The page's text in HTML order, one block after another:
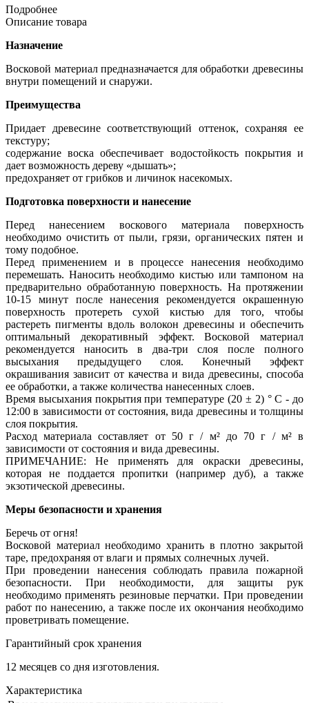
Подробнее
Oписание товара
Назначение
Восковой материал предназначается для обработки древесины
внутри помещений и снаружи.
Преимущества
Придает древесине соответствующий оттенок, сохраняя ее
текстуру;
содержание воска обеспечивает водостойкость покрытия и
дает возможность дереву «дышать»;
предохраняет от грибков и личинок насекомых.
Подготовка поверхности и нанесение
Перед нанесением воскового материала поверхность
необходимо очистить от пыли, грязи, органических пятен и
тому подобное.
Перед применением и в процессе нанесения необходимо
перемешать. Наносить необходимо кистью или тампоном на
предварительно обработанную поверхность. На протяжении
10-15 минут после нанесения рекомендуется окрашенную
поверхность протереть сухой кистью для того, чтобы
растереть пигменты вдоль волокон древесины и обеспечить
оптимальный декоративный эффект. Восковой материал
рекомендуется наносить в два-три слоя после полного
высыхания предыдущего слоя. Конечный эффект
окрашивания зависит от качества и вида древесины, способа
ее обработки, а также количества нанесенных слоев.
Время высыхания покрытия при температуре (20 ± 2) ° С - до
12:00 в зависимости от состояния, вида древесины и толщины
слоя покрытия.
Расход материала составляет от 50 г / м² до 70 г / м² в
зависимости от состояния и вида древесины.
ПРИМЕЧАНИЕ: Не применять для окраски древесины,
которая не поддается пропитки (например дуб), а также
экзотической древесины.
Меры безопасности и хранения
Беречь от огня!
Восковой материал необходимо хранить в плотно закрытой
таре, предохраняя от влаги и прямых солнечных лучей.
При проведении нанесения соблюдать правила пожарной
безопасности. При необходимости, для защиты рук
необходимо применять резиновые перчатки. При проведении
работ по нанесению, а также после их окончания необходимо
проветривать помещение.
Гарантийный срок хранения
12 месяцев со дня изготовления.
Характеристика